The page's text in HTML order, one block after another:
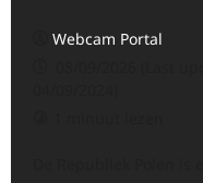
Webcam Portal